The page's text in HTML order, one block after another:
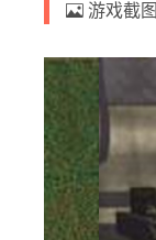
游戏截图